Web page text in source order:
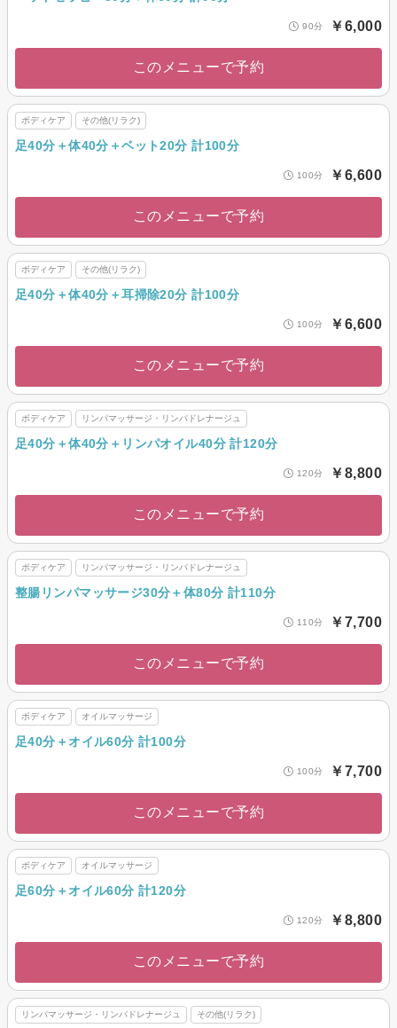
90分 ￥6,000
このメニューで予約
ボディケア その他(リラク)
足40分＋体40分＋ベット20分 計100分
100分 ￥6,600
このメニューで予約
ボディケア その他(リラク)
足40分＋体40分＋耳掃除20分 計100分
100分 ￥6,600
このメニューで予約
ボディケア リンパマッサージ・リンパドレナージュ
足40分＋体40分＋リンパオイル40分 計120分
120分 ￥8,800
このメニューで予約
ボディケア リンパマッサージ・リンパドレナージュ
整腸リンパマッサージ30分＋体80分 計110分
110分 ￥7,700
このメニューで予約
ボディケア オイルマッサージ
足40分＋オイル60分 計100分
100分 ￥7,700
このメニューで予約
ボディケア オイルマッサージ
足60分＋オイル60分 計120分
120分 ￥8,800
このメニューで予約
リンパマッサージ・リンパドレナージュ その他(リラク)